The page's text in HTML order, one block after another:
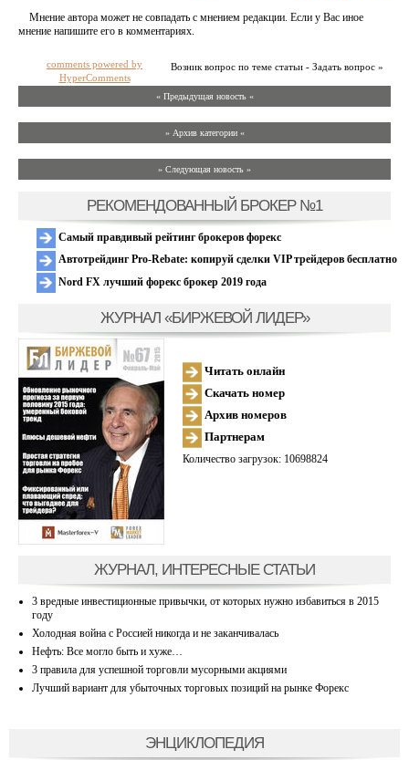
Мнение автора может не совпадать с мнением редакции. Если у Вас иное
мнение напишите его в комментариях.
Возник вопрос по теме статьи - Задать вопрос »
comments powered by
HyperComments
« Предыдущая новость «
» Архив категории «
» Следующая новость »
РЕКОМЕНДОВАННЫЙ БРОКЕР №1
Самый правдивый рейтинг брокеров форекс
Автотрейдинг Pro-Rebate: копируй сделки VIP трейдеров бесплатно
Nord FX лучший форекс брокер 2019 года
ЖУРНАЛ «БИРЖЕВОЙ ЛИДЕР»
Читать онлайн
Скачать номер
Архив номеров
Партнерам
Количество загрузок: 10698824
ЖУРНАЛ, ИНТЕРЕСНЫЕ СТАТЬИ
3 вредные инвестиционные привычки, от которых нужно избавиться в 2015
году
Холодная война с Россией никогда и не заканчивалась
Нефть: Все могло быть и хуже…
3 правила для успешной торговли мусорными акциями
Лучший вариант для убыточных торговых позиций на рынке Форекс
ЭНЦИКЛОПЕДИЯ